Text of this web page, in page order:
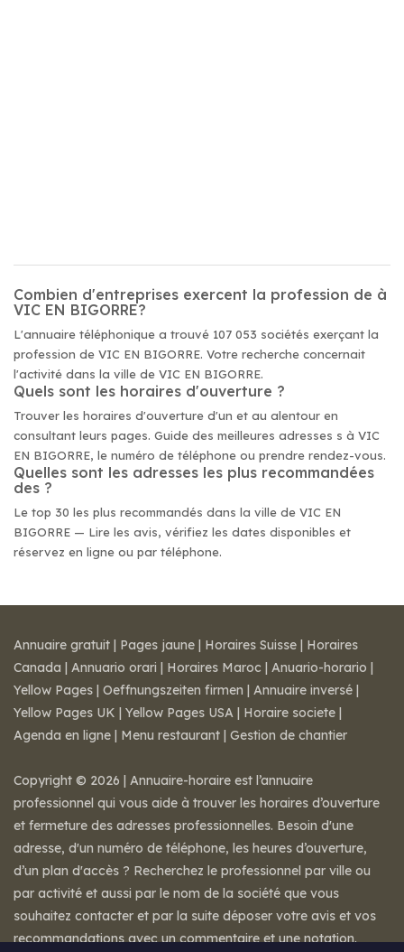
Combien d'entreprises exercent la profession de à
VIC EN BIGORRE?
L'annuaire téléphonique a trouvé 107 053 sociétés exerçant la
profession de VIC EN BIGORRE. Votre recherche concernait
l'activité dans la ville de VIC EN BIGORRE.
Quels sont les horaires d'ouverture ?
Trouver les horaires d'ouverture d'un et au alentour en
consultant leurs pages. Guide des meilleures adresses s à VIC
EN BIGORRE, le numéro de téléphone ou prendre rendez-vous.
Quelles sont les adresses les plus recommandées
des ?
Le top 30 les plus recommandés dans la ville de VIC EN
BIGORRE — Lire les avis, vérifiez les dates disponibles et
réservez en ligne ou par téléphone.
Annuaire gratuit | Pages jaune | Horaires Suisse | Horaires
Canada | Annuario orari | Horaires Maroc | Anuario-horario |
Yellow Pages | Oeffnungszeiten firmen | Annuaire inversé |
Yellow Pages UK | Yellow Pages USA | Horaire societe |
Agenda en ligne | Menu restaurant | Gestion de chantier
Copyright © 2026 | Annuaire-horaire est l’annuaire
professionnel qui vous aide à trouver les horaires d’ouverture
et fermeture des adresses professionnelles. Besoin d'une
adresse, d'un numéro de téléphone, les heures d’ouverture,
d’un plan d'accès ? Recherchez le professionnel par ville ou
par activité et aussi par le nom de la société que vous
souhaitez contacter et par la suite déposer votre avis et vos
recommandations avec un commentaire et une notation.